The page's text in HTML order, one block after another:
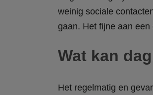
weinig sociale
gaan. Het fijne aan
Wat kan
Het regelmatig en